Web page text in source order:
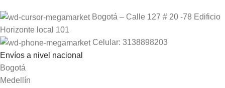
Bogotá – Calle 127 # 20 -78 Edificio
Horizonte local 101
Celular: 3138898203
Envíos a nivel nacional
Bogotá
Medellín